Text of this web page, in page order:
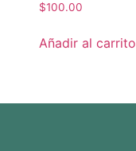
$100.00
Añadir al carrito